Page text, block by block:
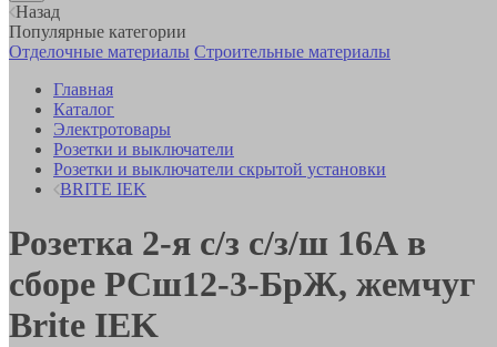
Назад
Популярные категории
Отделочные материалы Строительные материалы
Главная
Каталог
Электротовары
Розетки и выключатели
Розетки и выключатели скрытой установки
BRITE IEK
Розетка 2-я с/з с/з/ш 16А в
сборе РСш12-3-БрЖ, жемчуг
Brite IEK